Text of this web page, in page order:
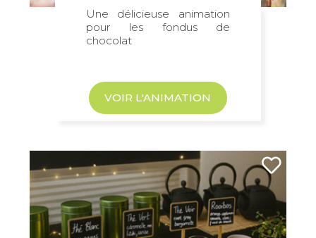
Une délicieuse animation
pour les fondus de
chocolat
VOIR L'ANIMATION